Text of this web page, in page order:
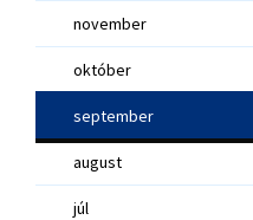
november
október
september
august
júl